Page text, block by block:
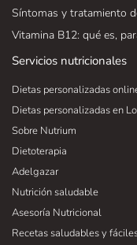
Servicios nutricionales
Dietas personalizadas
Dietas personalizadas en
Sobre Nutrium
Dietoterapia
Adelgazar
Nutrición saludable
Asesoría Nutricional
Recetas saludables y
Síntomas y tratamiento
Vitamina B12: qué es,